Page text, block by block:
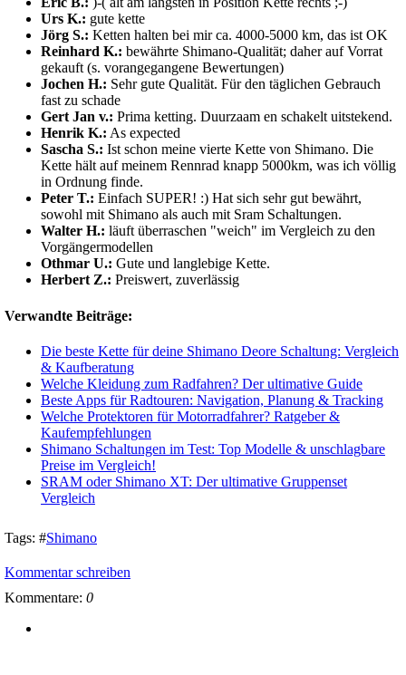
Urs K.: gute kette
Jörg S.: Ketten halten bei mir ca. 4000-5000 km, das ist OK
Reinhard K.: bewährte Shimano-Qualität; daher auf Vorrat
gekauft (s. vorangegangene Bewertungen)
Jochen H.: Sehr gute Qualität. Für den täglichen Gebrauch
fast zu schade
Gert Jan v.: Prima ketting. Duurzaam en schakelt uitstekend.
Henrik K.: As expected
Sascha S.: Ist schon meine vierte Kette von Shimano. Die
Kette hält auf meinem Rennrad knapp 5000km, was ich völlig
in Ordnung finde.
Peter T.: Einfach SUPER! :) Hat sich sehr gut bewährt,
sowohl mit Shimano als auch mit Sram Schaltungen.
Walter H.: läuft überraschen "weich" im Vergleich zu den
Vorgängermodellen
Othmar U.: Gute und langlebige Kette.
Herbert Z.: Preiswert, zuverlässig
Verwandte Beiträge:
Die beste Kette für deine Shimano Deore Schaltung: Vergleich
& Kaufberatung
Welche Kleidung zum Radfahren? Der ultimative Guide
Beste Apps für Radtouren: Navigation, Planung & Tracking
Welche Protektoren für Motorradfahrer? Ratgeber &
Kaufempfehlungen
Shimano Schaltungen im Test: Top Modelle & unschlagbare
Preise im Vergleich!
SRAM oder Shimano XT: Der ultimative Gruppenset
Vergleich
Tags: #Shimano
Kommentar schreiben
Kommentare: 0